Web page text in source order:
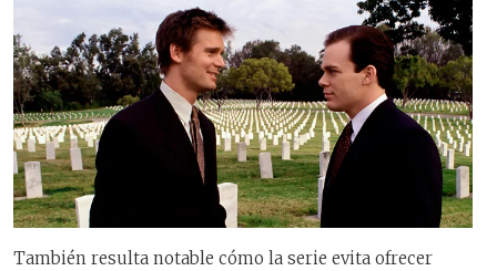
También resulta notable cómo la serie evita ofrecer